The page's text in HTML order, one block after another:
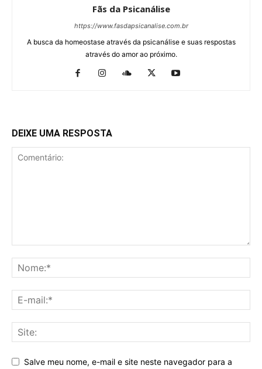
Fãs da Psicanálise
https://www.fasdapsicanalise.com.br
A busca da homeostase através da psicanálise e suas respostas
através do amor ao próximo.
DEIXE UMA RESPOSTA
Salve meu nome, e-mail e site neste navegador para a